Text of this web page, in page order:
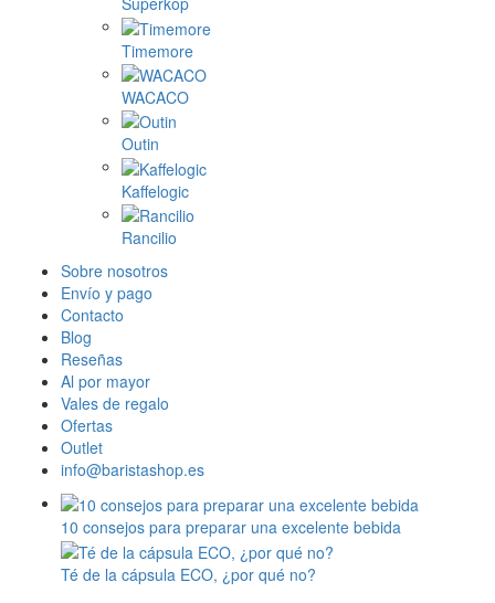
Timemore
WACACO
Outin
Kaffelogic
Rancilio
Sobre nosotros
Envío y pago
Contacto
Blog
Reseñas
Al por mayor
Vales de regalo
Ofertas
Outlet
info@baristashop.es
10 consejos para preparar una excelente bebida
Té de la cápsula ECO, ¿por qué no?